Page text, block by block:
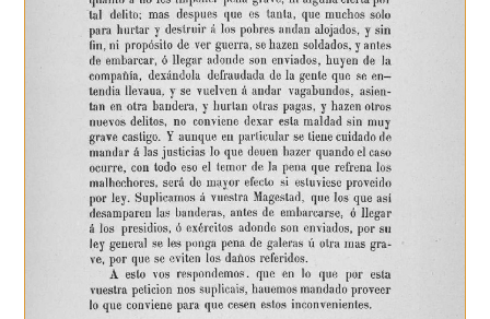
Continuar LeyendoLa
Esclavitud
De
Asaltantes
Norteafricanos
Por
Presas
De
Guerra
En
Las
Costas
Del
Reino
De
Granada
(ss.